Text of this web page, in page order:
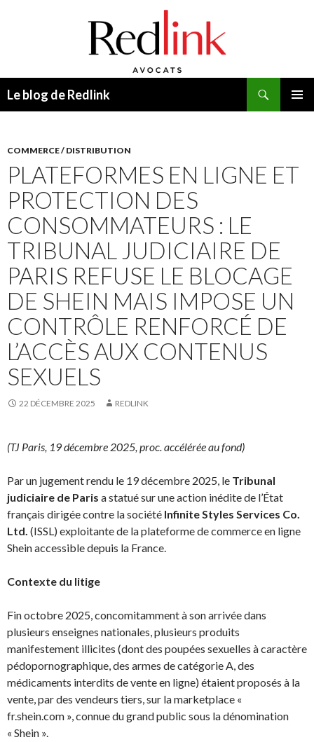
Le blog de Redlink
COMMERCE / DISTRIBUTION
PLATEFORMES EN LIGNE ET
PROTECTION DES
CONSOMMATEURS : LE
TRIBUNAL JUDICIAIRE DE
PARIS REFUSE LE BLOCAGE
DE SHEIN MAIS IMPOSE UN
CONTRÔLE RENFORCÉ DE
L’ACCÈS AUX CONTENUS
SEXUELS
22 DÉCEMBRE 2025 REDLINK
(TJ Paris, 19 décembre 2025, proc. accélérée au fond)
Par un jugement rendu le 19 décembre 2025, le Tribunal
judiciaire de Paris a statué sur une action inédite de l’État
français dirigée contre la société Infinite Styles Services Co.
Ltd. (ISSL) exploitante de la plateforme de commerce en ligne
Shein accessible depuis la France.
Contexte du litige
Fin octobre 2025, concomitamment à son arrivée dans
plusieurs enseignes nationales, plusieurs produits
manifestement illicites (dont des poupées sexuelles à caractère
pédopornographique, des armes de catégorie A, des
médicaments interdits de vente en ligne) étaient proposés à la
vente, par des vendeurs tiers, sur la marketplace «
fr.shein.com », connue du grand public sous la dénomination
« Shein ».